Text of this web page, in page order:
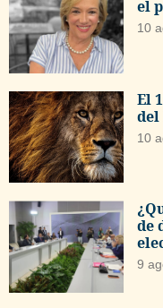
el
10
El
del
10
de
9